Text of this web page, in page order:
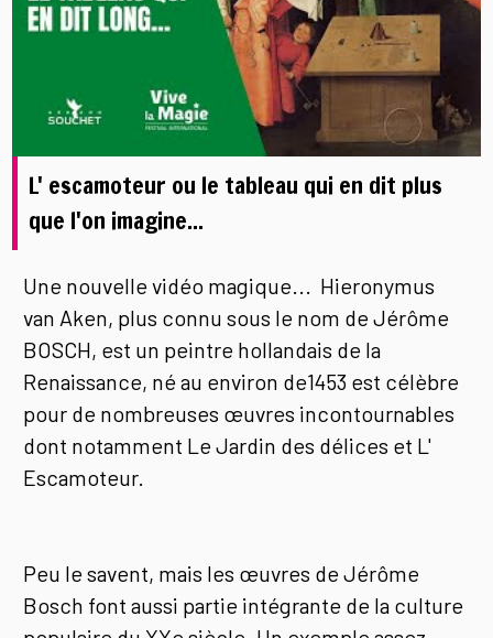
L' escamoteur ou le tableau qui en dit plus
que l'on imagine...
Une nouvelle vidéo magique... Hieronymus
van Aken, plus connu sous le nom de Jérôme
BOSCH, est un peintre hollandais de la
Renaissance, né au environ de1453 est célèbre
pour de nombreuses œuvres incontournables
dont notamment Le Jardin des délices et L'
Escamoteur.
Peu le savent, mais les œuvres de Jérôme
Bosch font aussi partie intégrante de la culture